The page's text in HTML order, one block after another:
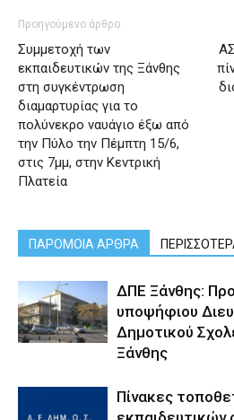
Προηγούμενο άρθρο
Συμμετοχή των
εκπαιδευτικών της Ξάνθης
στη συγκέντρωση
διαμαρτυρίας για το
πολύνεκρο ναυάγιο έξω από
την Πύλο την Πέμπτη 15/6,
στις 7μμ, στην Κεντρική
Πλατεία
ΠΑΡΟΜΟΙΑ ΑΡΘΡΑ
ΔΠΕ Ξάνθης:
υποψήφιου
Δημοτικού
Ξάνθης
Πίνακες